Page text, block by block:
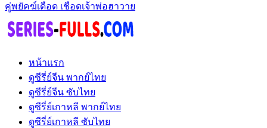
คู่พยัคฆ์เดือด เชือดเจ้าพ่อฮาวาย
หน้าแรก
ดูซีรี่ย์จีน พากย์ไทย
ดูซีรี่ย์จีน ซับไทย
ดูซีรี่ย์เกาหลี พากย์ไทย
ดูซีรี่ย์เกาหลี ซับไทย